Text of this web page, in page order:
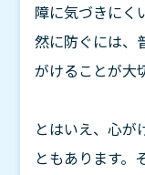
障に気づきにく
然に防ぐには、
がけることが大
とはいえ、心が
ともあります。